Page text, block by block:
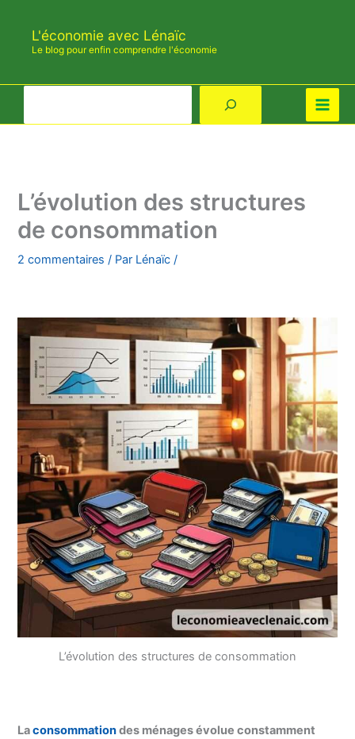
contenu
L'économie avec Lénaïc
Le blog pour enfin comprendre l'économie
L’évolution des structures
de consommation
2 commentaires / Par Lénaïc/
L’évolution des structures de consommation
Laconsommationdes ménages évolue constamment